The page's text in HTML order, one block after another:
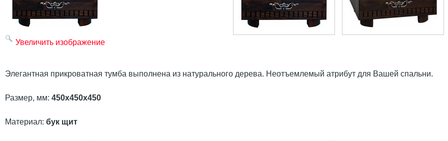
Увеличить изображение
Элегантная прикроватная тумба выполнена из натурального дерева. Неотъемлемый атрибут для Вашей спальни.
Размер, мм: 450х450х450
Материал: бук щит